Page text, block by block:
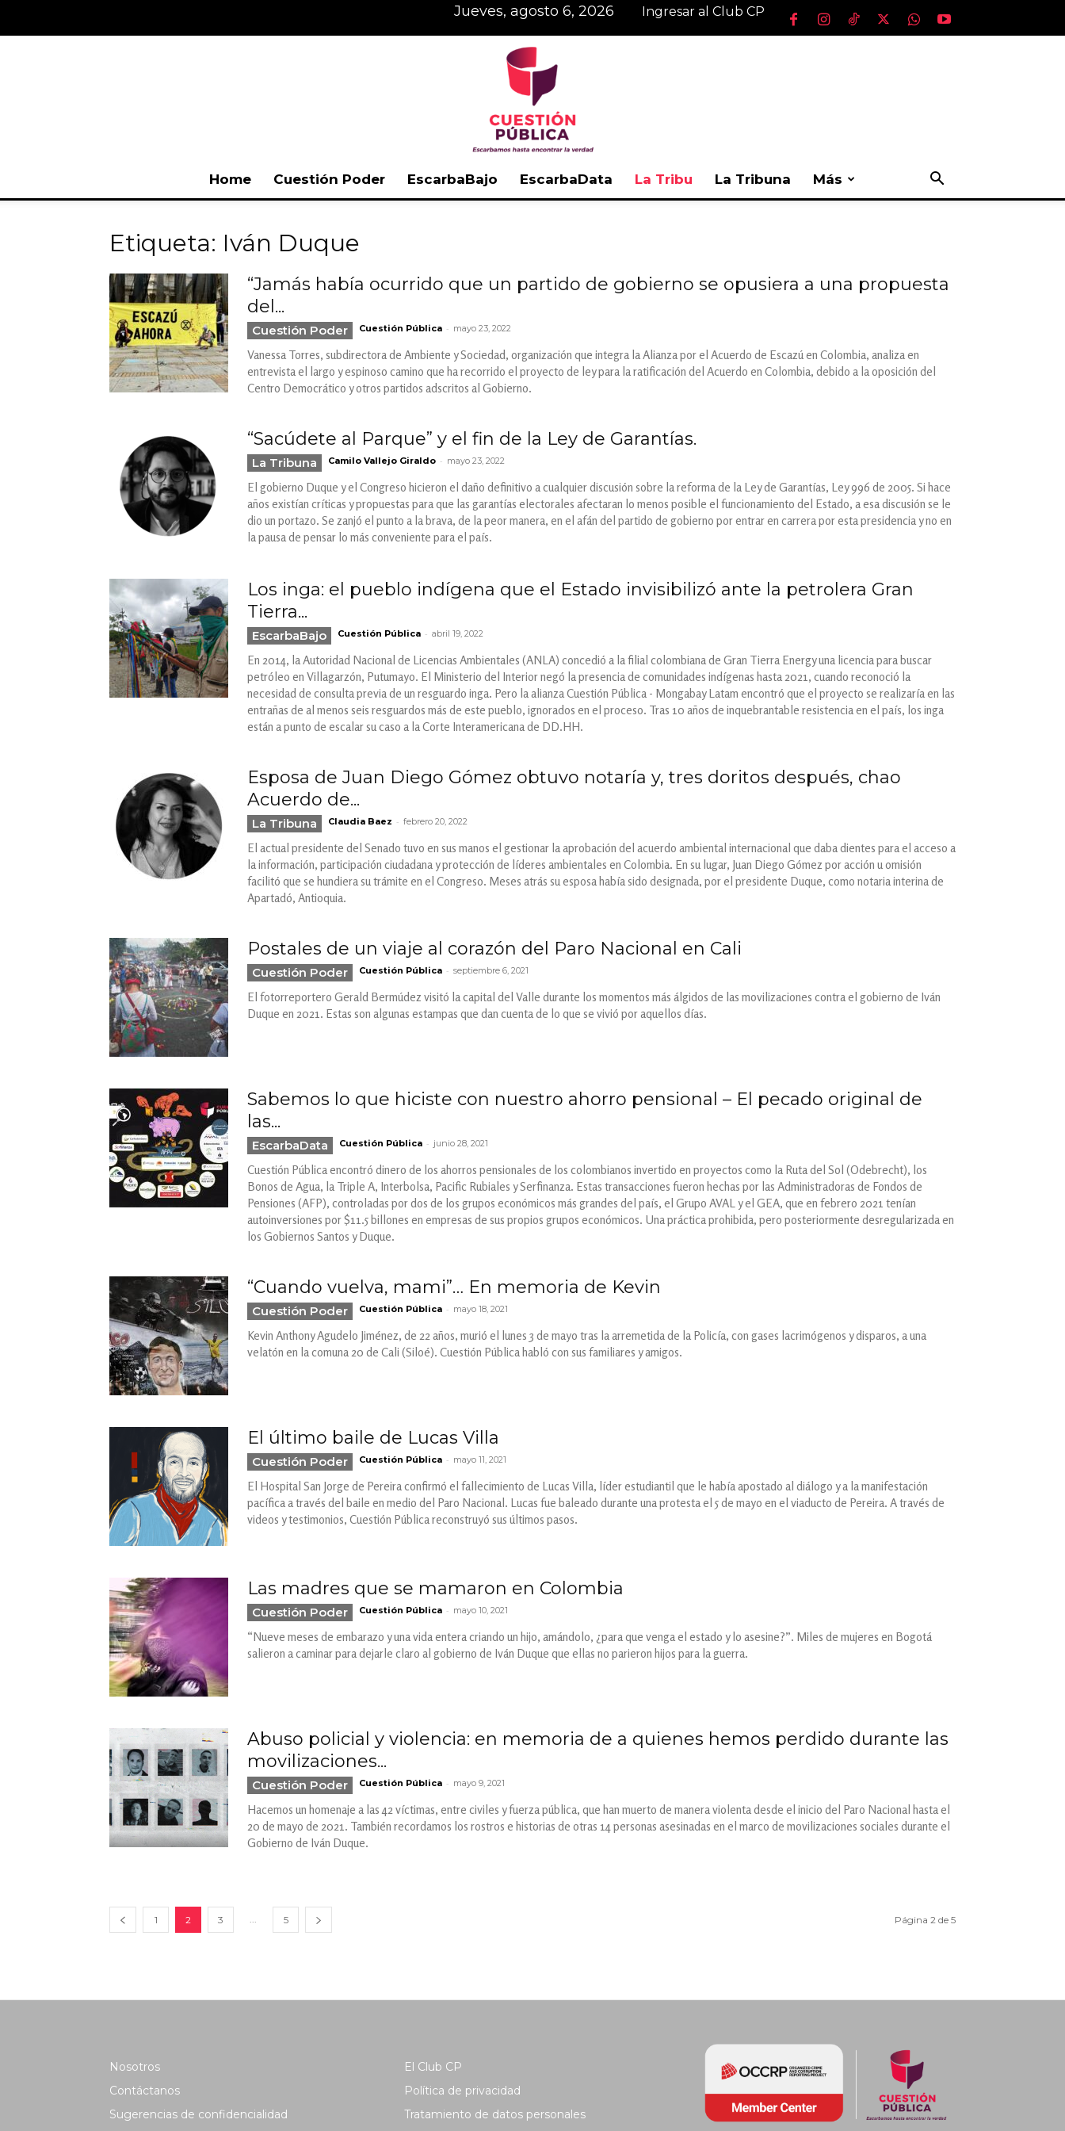
jueves, agosto 6, 2026 Ingresar al Club CP
Home Cuestión Poder EscarbaBajo EscarbaData La Tribu La Tribuna Más
Etiqueta: Iván Duque
“Jamás había ocurrido que un partido de gobierno se opusiera a una propuesta
del...
Cuestión Poder Cuestión Pública - mayo 23, 2022
Vanessa Torres, subdirectora de Ambiente y Sociedad, organización que integra la Alianza por el Acuerdo de Escazú en Colombia, analiza en
entrevista el largo y espinoso camino que ha recorrido el proyecto de ley para la ratificación del Acuerdo en Colombia, debido a la oposición del
Centro Democrático y otros partidos adscritos al Gobierno.
“Sacúdete al Parque” y el fin de la Ley de Garantías.
La Tribuna Camilo Vallejo Giraldo - mayo 23, 2022
El gobierno Duque y el Congreso hicieron el daño definitivo a cualquier discusión sobre la reforma de la Ley de Garantías, Ley 996 de 2005. Si hace
años existían críticas y propuestas para que las garantías electorales afectaran lo menos posible el funcionamiento del Estado, a esa discusión se le
dio un portazo. Se zanjó el punto a la brava, de la peor manera, en el afán del partido de gobierno por entrar en carrera por esta presidencia y no en
la pausa de pensar lo más conveniente para el país.
Los inga: el pueblo indígena que el Estado invisibilizó ante la petrolera Gran
Tierra...
EscarbaBajo Cuestión Pública - abril 19, 2022
En 2014, la Autoridad Nacional de Licencias Ambientales (ANLA) concedió a la filial colombiana de Gran Tierra Energy una licencia para buscar
petróleo en Villagarzón, Putumayo. El Ministerio del Interior negó la presencia de comunidades indígenas hasta 2021, cuando reconoció la
necesidad de consulta previa de un resguardo inga. Pero la alianza Cuestión Pública - Mongabay Latam encontró que el proyecto se realizaría en las
entrañas de al menos seis resguardos más de este pueblo, ignorados en el proceso. Tras 10 años de inquebrantable resistencia en el país, los inga
están a punto de escalar su caso a la Corte Interamericana de DD.HH.
Esposa de Juan Diego Gómez obtuvo notaría y, tres doritos después, chao
Acuerdo de...
La Tribuna Claudia Baez - febrero 20, 2022
El actual presidente del Senado tuvo en sus manos el gestionar la aprobación del acuerdo ambiental internacional que daba dientes para el acceso a
la información, participación ciudadana y protección de líderes ambientales en Colombia. En su lugar, Juan Diego Gómez por acción u omisión
facilitó que se hundiera su trámite en el Congreso. Meses atrás su esposa había sido designada, por el presidente Duque, como notaria interina de
Apartadó, Antioquia.
Postales de un viaje al corazón del Paro Nacional en Cali
Cuestión Poder Cuestión Pública - septiembre 6, 2021
El fotorreportero Gerald Bermúdez visitó la capital del Valle durante los momentos más álgidos de las movilizaciones contra el gobierno de Iván
Duque en 2021. Estas son algunas estampas que dan cuenta de lo que se vivió por aquellos días.
Sabemos lo que hiciste con nuestro ahorro pensional – El pecado original de
las...
EscarbaData Cuestión Pública - junio 28, 2021
Cuestión Pública encontró dinero de los ahorros pensionales de los colombianos invertido en proyectos como la Ruta del Sol (Odebrecht), los
Bonos de Agua, la Triple A, Interbolsa, Pacific Rubiales y Serfinanza. Estas transacciones fueron hechas por las Administradoras de Fondos de
Pensiones (AFP), controladas por dos de los grupos económicos más grandes del país, el Grupo AVAL y el GEA, que en febrero 2021 tenían
autoinversiones por $11.5 billones en empresas de sus propios grupos económicos. Una práctica prohibida, pero posteriormente desregularizada en
los Gobiernos Santos y Duque.
“Cuando vuelva, mami”… En memoria de Kevin
Cuestión Poder Cuestión Pública - mayo 18, 2021
Kevin Anthony Agudelo Jiménez, de 22 años, murió el lunes 3 de mayo tras la arremetida de la Policía, con gases lacrimógenos y disparos, a una
velatón en la comuna 20 de Cali (Siloé). Cuestión Pública habló con sus familiares y amigos.
El último baile de Lucas Villa
Cuestión Poder Cuestión Pública - mayo 11, 2021
El Hospital San Jorge de Pereira confirmó el fallecimiento de Lucas Villa, líder estudiantil que le había apostado al diálogo y a la manifestación
pacífica a través del baile en medio del Paro Nacional. Lucas fue baleado durante una protesta el 5 de mayo en el viaducto de Pereira. A través de
videos y testimonios, Cuestión Pública reconstruyó sus últimos pasos.
Las madres que se mamaron en Colombia
Cuestión Poder Cuestión Pública - mayo 10, 2021
“Nueve meses de embarazo y una vida entera criando un hijo, amándolo, ¿para que venga el estado y lo asesine?”. Miles de mujeres en Bogotá
salieron a caminar para dejarle claro al gobierno de Iván Duque que ellas no parieron hijos para la guerra.
Abuso policial y violencia: en memoria de a quienes hemos perdido durante las
movilizaciones...
Cuestión Poder Cuestión Pública - mayo 9, 2021
Hacemos un homenaje a las 42 víctimas, entre civiles y fuerza pública, que han muerto de manera violenta desde el inicio del Paro Nacional hasta el
20 de mayo de 2021. También recordamos los rostros e historias de otras 14 personas asesinadas en el marco de movilizaciones sociales durante el
Gobierno de Iván Duque.
1 2 3 ... 5 Página 2 de 5
Nosotros
Contáctanos
Sugerencias de confidencialidad
El Club CP
Política de privacidad
Tratamiento de datos personales